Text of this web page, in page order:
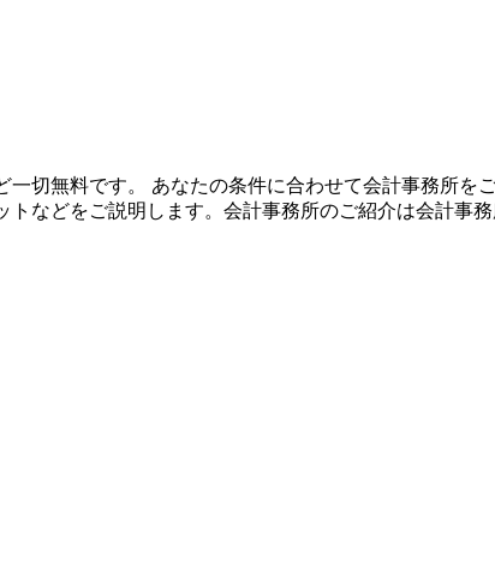
切無料です。 あなたの条件に合わせて会計事務所を
などをご説明します。会計事務所のご紹介は会計事務